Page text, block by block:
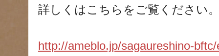
詳しくはこちらをご覧ください
http://ameblo.jp/sagaureshino-